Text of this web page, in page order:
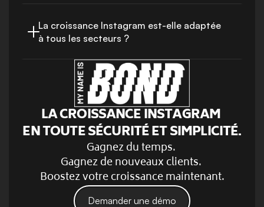
La croissance Instagram est-elle adaptée
à tous les secteurs ?
LA CROISSANCE INSTAGRAM
EN TOUTE SÉCURITÉ ET SIMPLICITÉ.
Gagnez du temps.
Gagnez de nouveaux clients.
Boostez votre croissance maintenant.
Demander une démo